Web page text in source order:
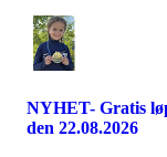
NYHET- Gratis
den 22.08.2026